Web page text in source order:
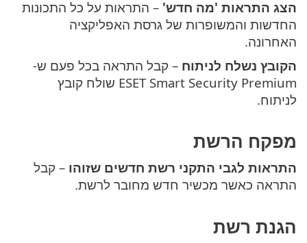
הצג התראות 'מה חדש' – התראות על כל התכונות
החדשות והמשופרות של גרסת האפליקציה
האחרונה.
הקובץ נשלח לניתוח – קבל התראה בכל פעם ש-
ESET Smart Security Premium שולח קובץ
לניתוח.
מפקח הרשת
התראות לגבי התקני רשת חדשים שזוהו – קבל
התראה כאשר מכשיר חדש מחובר לרשת.
הגנת רשת